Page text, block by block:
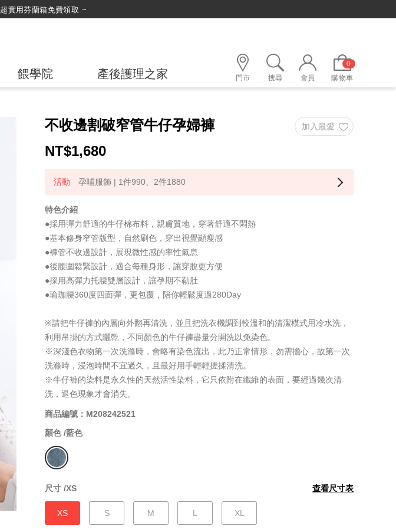
綁定LINE好友，500購物金立即折！
餵學院 產後護理之家 門市 搜尋 會員
0
購物車
不收邊割破窄管牛仔孕婦褲
NT$1,680
孕哺服飾 | 1件990、2件1880
特色介紹
●採用彈力舒適的牛仔棉布料，親膚質地，穿著舒適不悶熱
●基本修身窄管版型，自然刷色，穿出視覺顯瘦感
●褲管不收邊設計，展現微性感的率性氣息
●後腰圍鬆緊設計，適合每種身形，讓穿脫更方便
●採用高彈力托腰雙層設計，讓孕期不勒肚
●瑜珈腰360度四面彈，更包覆，陪你輕鬆度過280Day
※請把牛仔褲的內層向外翻再清洗，並且把洗衣機調到較溫和的清潔模式用冷水洗，
利用吊掛的方式曬乾，不同顏色的牛仔褲盡量分開洗以免染色。
※深淺色衣物第一次洗滌時，會略有染色流出，此乃正常情形，勿需擔心，故第一次
洗滌時，浸泡時間不宜過久，且最好用手輕輕搓揉清洗。
※牛仔褲的染料是永久性的天然活性染料，它只依附在纖維的表面，要經過幾次清
洗，退色現象才會消失。
商品編號：M208242521
顏色 /藍色
尺寸 /XS 查看尺寸表
XS S M L XL